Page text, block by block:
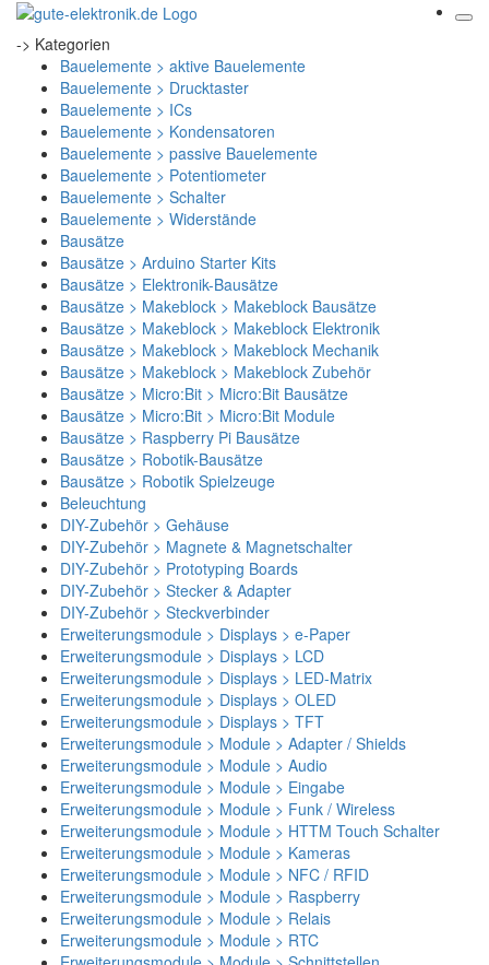
-> Kategorien
Bauelemente > aktive Bauelemente
Bauelemente > Drucktaster
Bauelemente > ICs
Bauelemente > Kondensatoren
Bauelemente > passive Bauelemente
Bauelemente > Potentiometer
Bauelemente > Schalter
Bauelemente > Widerstände
Bausätze
Bausätze > Arduino Starter Kits
Bausätze > Elektronik-Bausätze
Bausätze > Makeblock > Makeblock Bausätze
Bausätze > Makeblock > Makeblock Elektronik
Bausätze > Makeblock > Makeblock Mechanik
Bausätze > Makeblock > Makeblock Zubehör
Bausätze > Micro:Bit > Micro:Bit Bausätze
Bausätze > Micro:Bit > Micro:Bit Module
Bausätze > Raspberry Pi Bausätze
Bausätze > Robotik-Bausätze
Bausätze > Robotik Spielzeuge
Beleuchtung
DIY-Zubehör > Gehäuse
DIY-Zubehör > Magnete & Magnetschalter
DIY-Zubehör > Prototyping Boards
DIY-Zubehör > Stecker & Adapter
DIY-Zubehör > Steckverbinder
Erweiterungsmodule > Displays > e-Paper
Erweiterungsmodule > Displays > LCD
Erweiterungsmodule > Displays > LED-Matrix
Erweiterungsmodule > Displays > OLED
Erweiterungsmodule > Displays > TFT
Erweiterungsmodule > Module > Adapter / Shields
Erweiterungsmodule > Module > Audio
Erweiterungsmodule > Module > Eingabe
Erweiterungsmodule > Module > Funk / Wireless
Erweiterungsmodule > Module > HTTM Touch Schalter
Erweiterungsmodule > Module > Kameras
Erweiterungsmodule > Module > NFC / RFID
Erweiterungsmodule > Module > Raspberry
Erweiterungsmodule > Module > Relais
Erweiterungsmodule > Module > RTC